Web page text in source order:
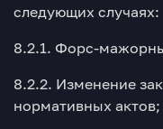
следующих случаях:
8.2.1. Форс-
8.2.2. Изменение
нормативных актов;